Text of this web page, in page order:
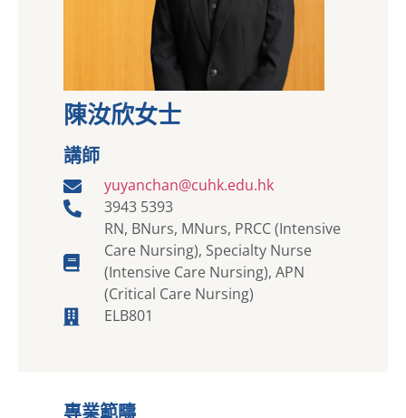
陳汝欣女士
講師
yuyanchan@cuhk.edu.hk
3943 5393
RN, BNurs, MNurs, PRCC (Intensive
Care Nursing), Specialty Nurse
(Intensive Care Nursing), APN
(Critical Care Nursing)
ELB801
專業範疇